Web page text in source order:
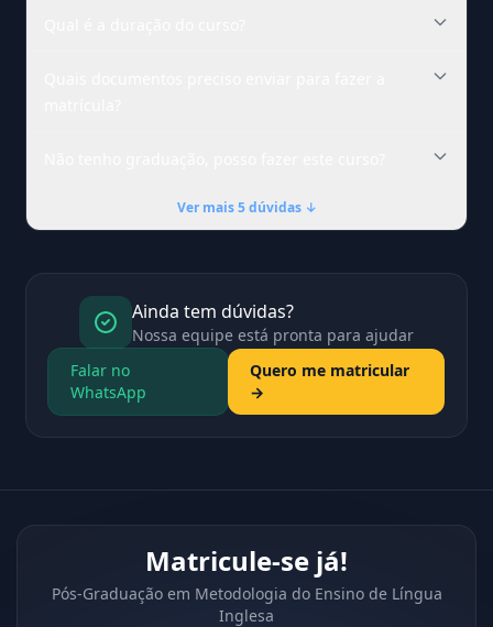
Ver mais 5 dúvidas ↓
Ainda tem dúvidas?
Nossa equipe está pronta para ajudar
Falar no
WhatsApp
Quero me matricular
→
Matricule-se já!
Pós-Graduação em Metodologia do Ensino de Língua
Inglesa